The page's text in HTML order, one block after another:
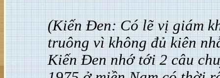
(Kiến Đen: Có lẽ vị giám
truông vì không đủ kiên
Kiến Đen nhớ tới 2 câu